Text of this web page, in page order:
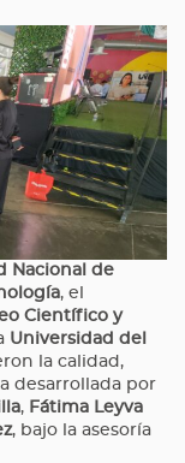
Nacional de
, el
Científico y
Universidad del
la calidad,
desarrollada por
, Fátima Leyva
, bajo la asesoría